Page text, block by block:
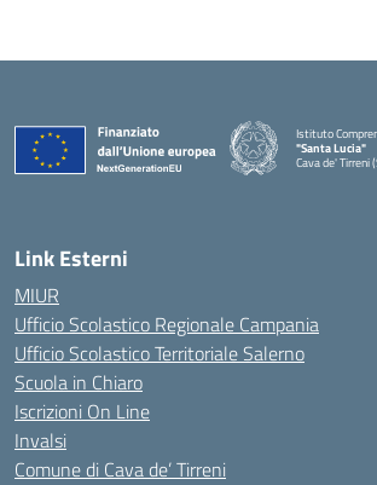
Istituto
"Santa Lucia"
Cava de' Tirreni
Link Esterni
MIUR
Ufficio Scolastico Regionale Campania
Ufficio Scolastico Territoriale Salerno
Scuola in Chiaro
Iscrizioni On Line
Invalsi
Comune di Cava de’ Tirreni